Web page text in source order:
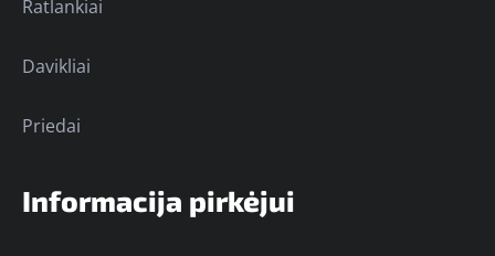
Ratlankiai
Davikliai
Priedai
Informacija pirkėjui